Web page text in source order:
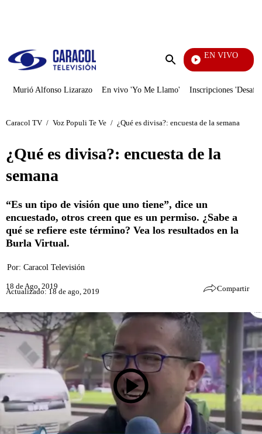
Enviar
EN VIVO
Vecinos
Murió Alfonso Lizarazo En vivo 'Yo Me Llamo' Inscripciones
Caracol TV / Voz Populi Te Ve / ¿Qué es divisa?: encuesta de la semana
¿Qué es divisa?: encuesta de la
semana
“Es un tipo de visión que uno tiene”, dice un
encuestado, otros creen que es un permiso. ¿Sabe a
qué se refiere este término? Vea los resultados en la
Burla Virtual.
Por: Caracol Televisión
18 de Ago, 2019
Actualizado: 18 de ago, 2019 Compartir